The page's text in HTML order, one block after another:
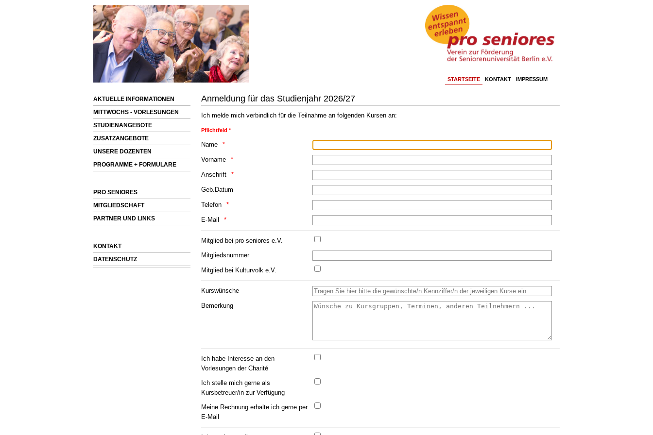
STARTSEITE KONTAKT IMPRESSUM
AKTUELLE INFORMATIONEN
MITTWOCHS - VORLESUNGEN
STUDIENANGEBOTE
ZUSATZANGEBOTE
UNSERE DOZENTEN
PROGRAMME + FORMULARE
PRO SENIORES
MITGLIEDSCHAFT
PARTNER UND LINKS
KONTAKT
DATENSCHUTZ
Anmeldung für das Studienjahr 2026/27
Ich melde mich verbindlich für die Teilnahme an folgenden Kursen an:
Pflichtfeld *
Name
Vorname
Anschrift
Geb.Datum
Telefon
E-Mail
Mitglied bei pro seniores e.V.
Mitgliedsnummer
Mitglied bei Kulturvolk e.V.
Kurswünsche
Bemerkung
Ich habe Interesse an den
Vorlesungen der Charité
Ich stelle mich gerne als
Kursbetreuer/in zur Verfügung
Meine Rechnung erhalte ich gerne per
E-Mail